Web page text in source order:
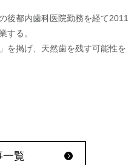
後都内歯科医院勤務を経て2011
する。
を掲げ、天然歯を残す可能性を
一覧